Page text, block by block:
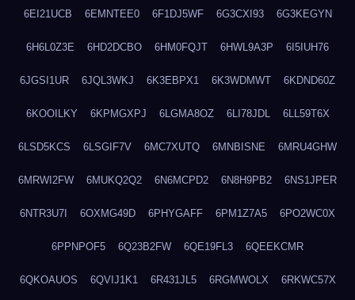
6EI21UCB 6EMNTEE0 6F1DJ5WF 6G3CXI93 6G3KEGYN
6H6L0Z3E 6HD2DCBO 6HM0FQJT 6HWL9A3P 6I5IUH76
6JGSI1UR 6JQL3WKJ 6K3EBPX1 6K3WDMWT 6KDND60Z
6KOOILKY 6KPMGXPJ 6LGMA8OZ 6LI78JDL 6LL59T6X
6LSD5KCS 6LSGIF7V 6MC7XUTQ 6MNBISNE 6MRU4GHW
6MRWI2FW 6MUKQ2Q2 6N6MCPD2 6N8H9PB2 6NS1JPER
6NTR3U7I 6OXMG49D 6PHYGAFF 6PM1Z7A5 6PO2WC0X
6PPNPOF5 6Q23B2FW 6QE19FL3 6QEEKCMR
6QKOAUOS 6QVIJ1K1 6R431JL5 6RGMWOLX 6RKWC57X